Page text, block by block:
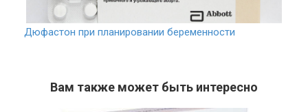
Дюфастон при планировании беременности
Вам также может быть интересно